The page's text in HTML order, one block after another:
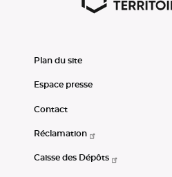
Plan du site
Espace presse
Contact
Réclamation
Caisse des Dépôts